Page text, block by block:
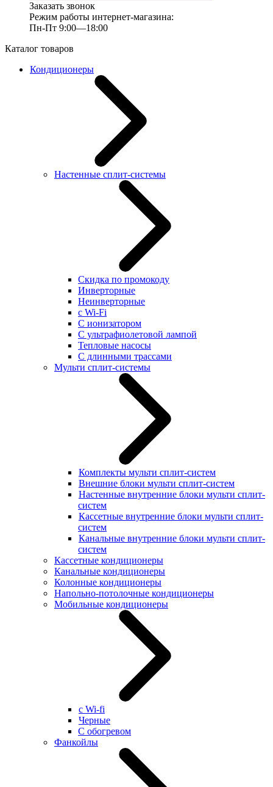
Заказать звонок
Режим работы интернет-магазина:
Пн-Пт 9:00—18:00
Каталог товаров
Кондиционеры
Настенные сплит-системы
Скидка по промокоду
Инверторные
Неинверторные
с Wi-Fi
С ионизатором
С ультрафиолетовой лампой
Тепловые насосы
С длинными трассами
Мульти сплит-системы
Комплекты мульти сплит-систем
Внешние блоки мульти сплит-систем
Настенные внутренние блоки мульти сплит-
систем
Кассетные внутренние блоки мульти сплит-
систем
Канальные внутренние блоки мульти сплит-
систем
Кассетные кондиционеры
Канальные кондиционеры
Колонные кондиционеры
Напольно-потолочные кондиционеры
Мобильные кондиционеры
с Wi-fi
Черные
С обогревом
Фанкойлы